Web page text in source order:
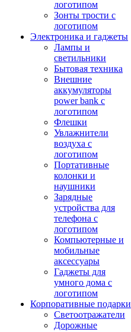
логотипом
Зонты трости с
логотипом
Электроника и гаджеты
Лампы и
светильники
Бытовая техника
Внешние
аккумуляторы
power bank с
логотипом
Флешки
Увлажнители
воздуха с
логотипом
Портативные
колонки и
наушники
Зарядные
устройства для
телефона с
логотипом
Компьютерные и
мобильные
аксессуары
Гаджеты для
умного дома с
логотипом
Корпоративные подарки
Светоотражатели
Дорожные